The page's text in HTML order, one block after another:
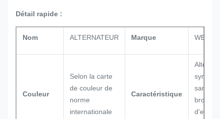
Détail rapide :
Nom ALTERNATEUR Marque WERNA
Couleur
Selon la carte
de couleur de
norme
internationale
Caractéristique
sans
brosse